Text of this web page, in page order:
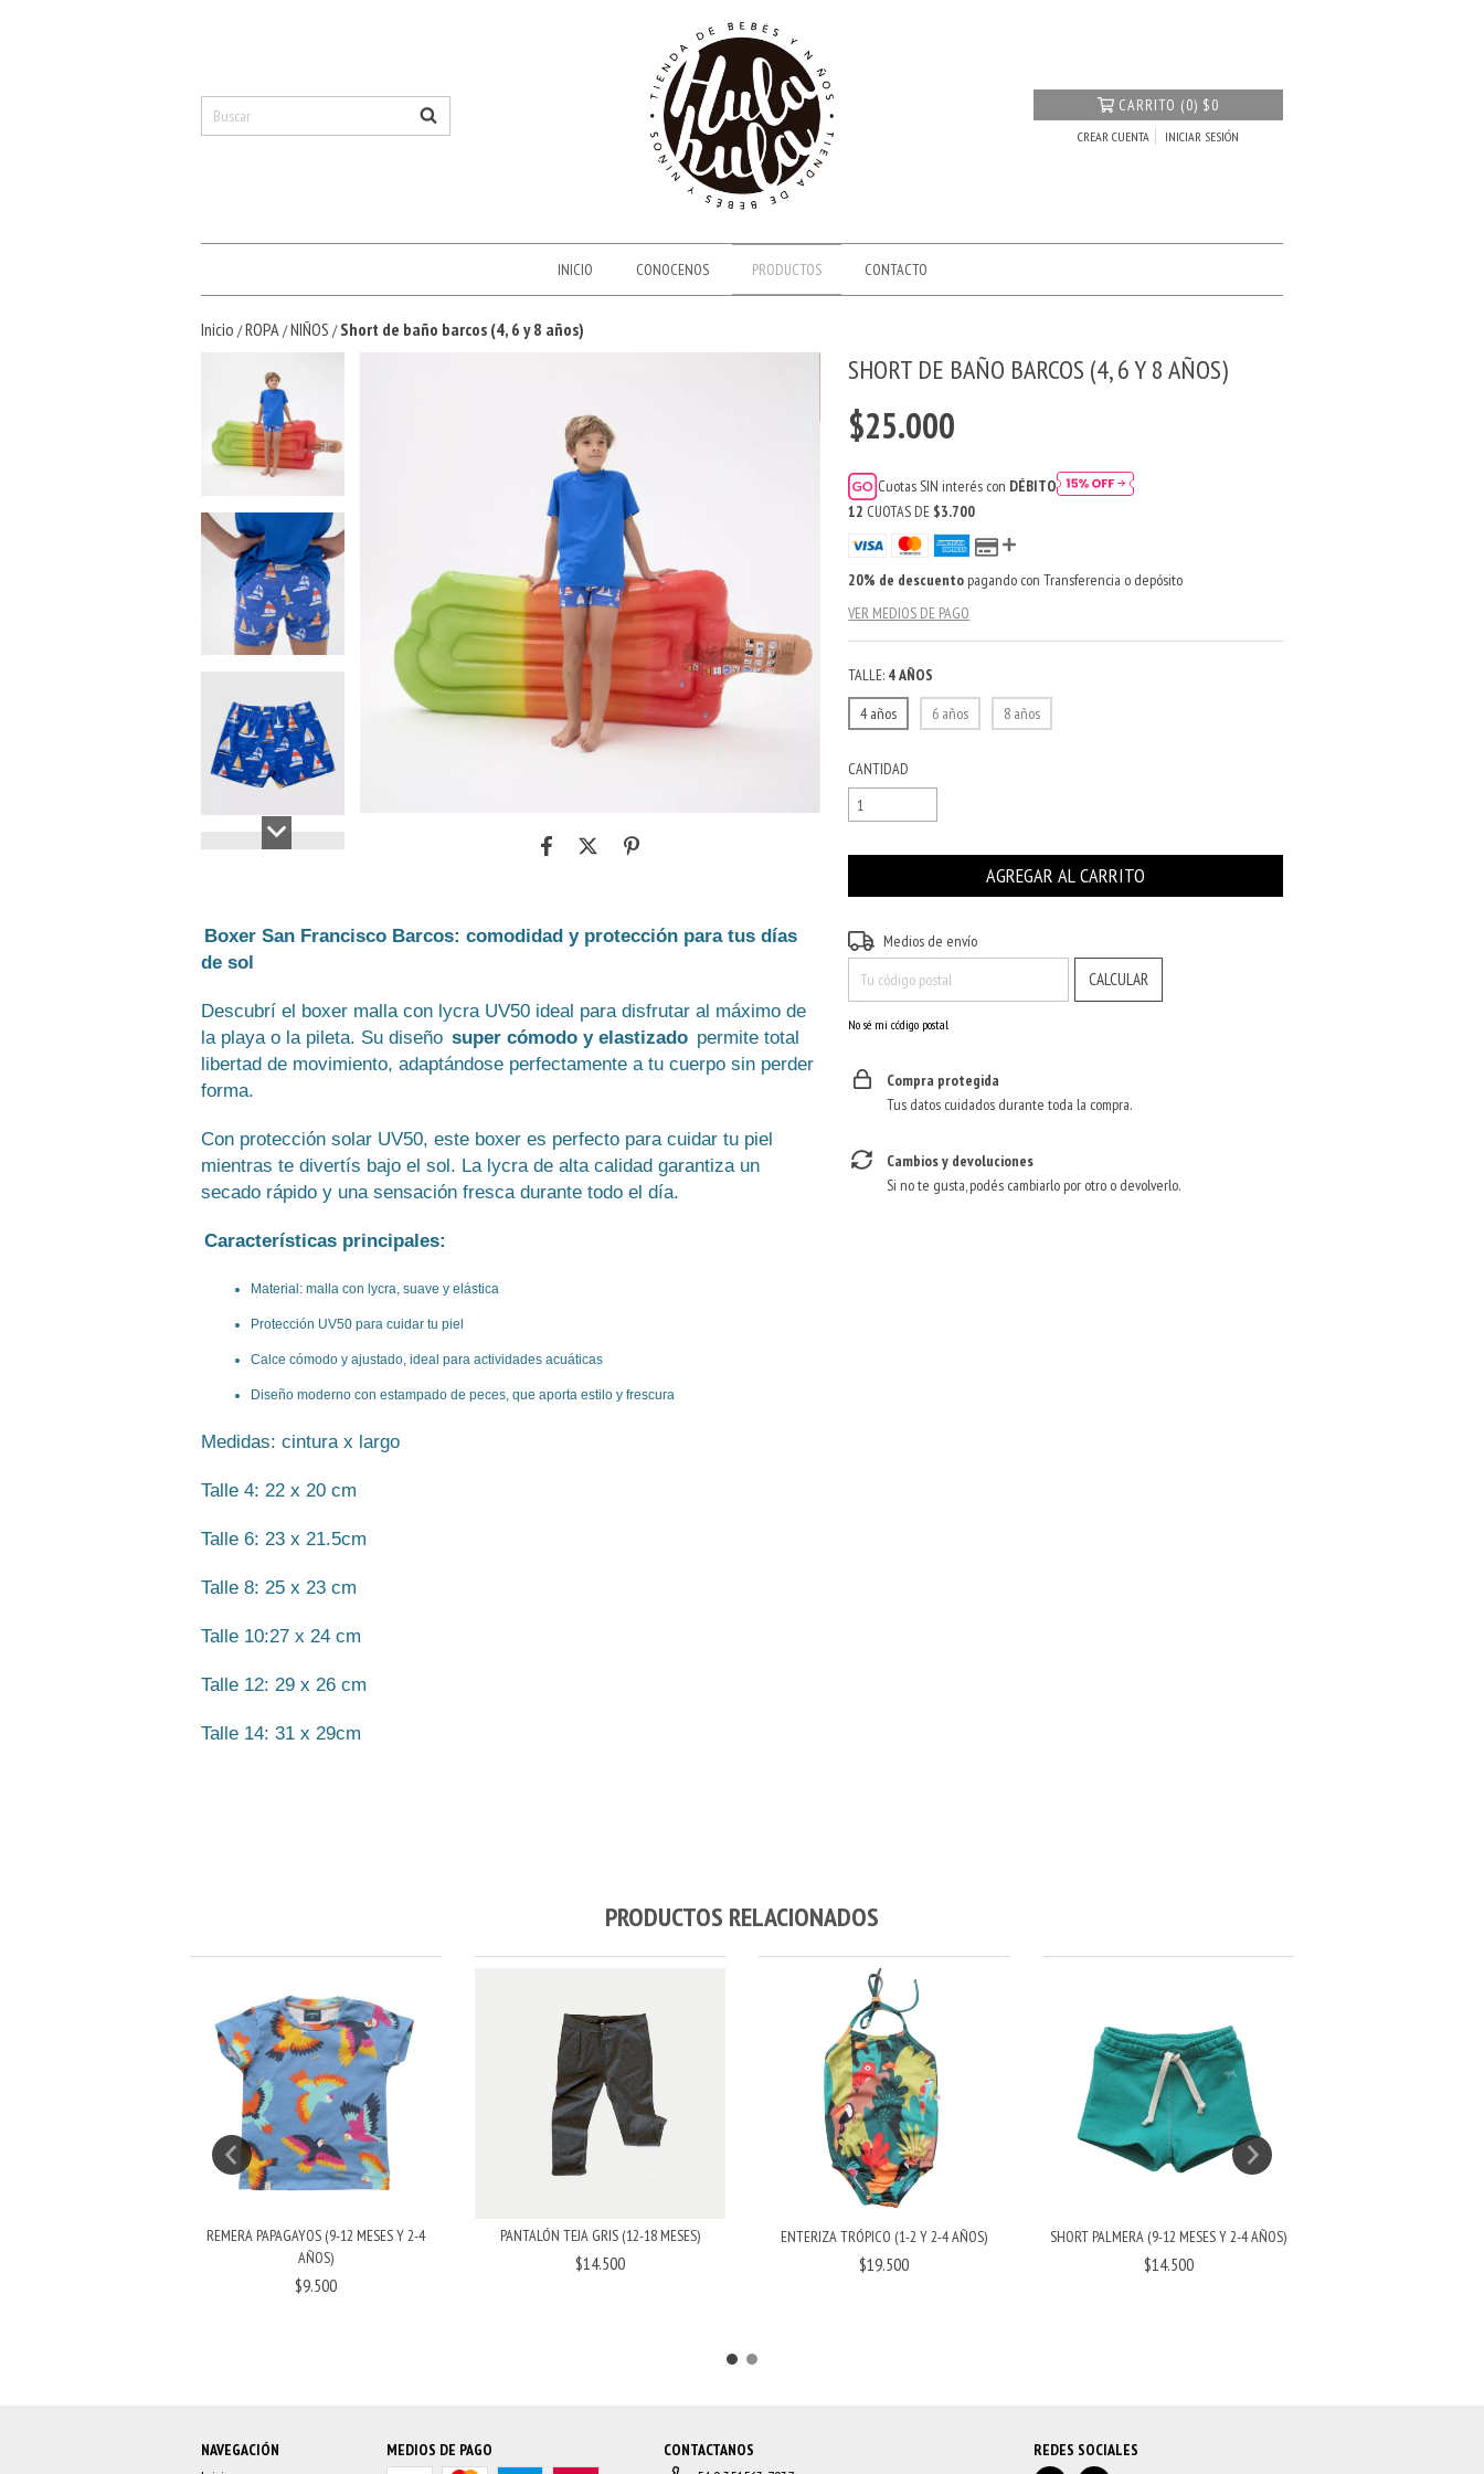
CARRITO (0) $0
CREAR CUENTA INICIAR SESIÓN
INICIO CONOCENOS PRODUCTOS CONTACTO
Inicio /ROPA/NIÑOS / Short de baño barcos (4, 6 y 8 años)
Boxer San Francisco Barcos: comodidad y protección para tus días
de sol
Descubrí el boxer malla con lycra UV50 ideal para disfrutar al máximo de
la playa o la pileta. Su diseño super cómodo y elastizado permite total
libertad de movimiento, adaptándose perfectamente a tu cuerpo sin perder
forma.
Con protección solar UV50, este boxer es perfecto para cuidar tu piel
mientras te divertís bajo el sol. La lycra de alta calidad garantiza un
secado rápido y una sensación fresca durante todo el día.
Características principales:
Material: malla con lycra, suave y elástica
Protección UV50 para cuidar tu piel
Calce cómodo y ajustado, ideal para actividades acuáticas
Diseño moderno con estampado de peces, que aporta estilo y frescura
Medidas: cintura x largo
Talle 4: 22 x 20 cm
Talle 6: 23 x 21.5cm
Talle 8: 25 x 23 cm
Talle 10:27 x 24 cm
Talle 12: 29 x 26 cm
Talle 14: 31 x 29cm
SHORT DE BAÑO BARCOS (4, 6 Y 8 AÑOS)
$25.000
Cuotas SIN interés con DÉBITO
12 CUOTAS DE $3.700
20% de descuento pagando con Transferencia o depósito
VER MEDIOS DE PAGO
TALLE: 4 AÑOS
4 años
6 años 8 años
CANTIDAD
Entregas para el CP:
Medios de envío
CALCULAR
No sé mi código postal
Compra protegida
Tus datos cuidados durante toda la compra.
Cambios y devoluciones
Si no te gusta, podés cambiarlo por otro o devolverlo.
PRODUCTOS RELACIONADOS
REMERA PAPAGAYOS (9-12 MESES Y 2-4
AÑOS)
$9.500
PANTALÓN TEJA GRIS (12-18 MESES)
$14.500
ENTERIZA TRÓPICO (1-2 Y 2-4 AÑOS)
$19.500
SHORT PALMERA (9-12 MESES Y 2-4 AÑOS)
$14.500
NAVEGACIÓN
MEDIOS DE PAGO
CONTACTANOS
REDES SOCIALES